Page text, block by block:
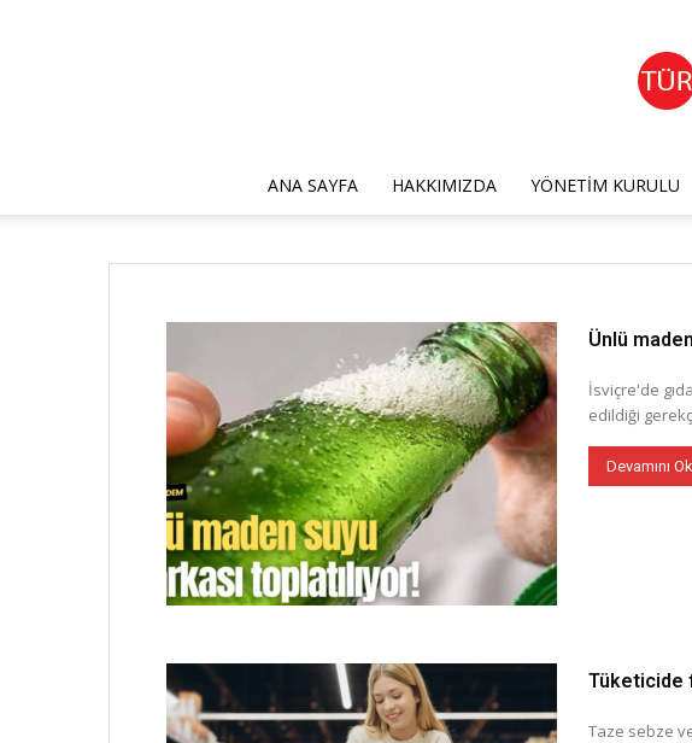
ANA SAYFA HAKKIMIZDA YÖNETIM KURULU
Ünlü
İsviçre'de
edildiği
Devamını
Tüketicide
Taze sebze